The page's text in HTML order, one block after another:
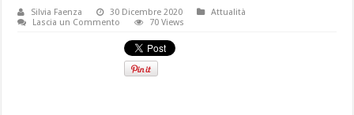
Silvia Faenza 30 Dicembre 2020
Attualità
Lascia un Commento
70 Views